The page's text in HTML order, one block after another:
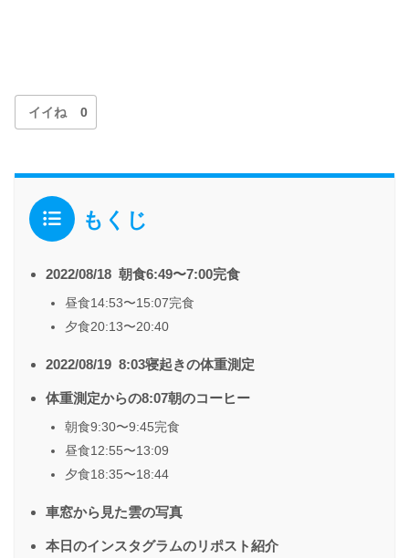
イイね 0
もくじ
2022/08/18 朝食6:49〜7:00完食
昼食14:53〜15:07完食
夕食20:13〜20:40
2022/08/19 8:03寝起きの体重測定
体重測定からの8:07朝のコーヒー
朝食9:30〜9:45完食
昼食12:55〜13:09
夕食18:35〜18:44
車窓から見た雲の写真
本日のインスタグラムのリポスト紹介